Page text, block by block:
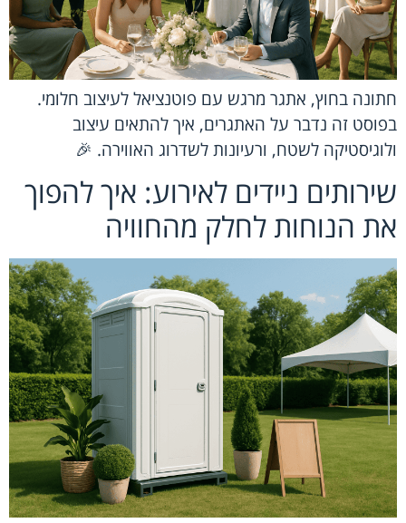
חתונה בחוץ, אתגר מרגש עם פוטנציאל לעיצוב חלומי.
בפוסט זה נדבר על האתגרים, איך להתאים עיצוב
ולוגיסטיקה לשטח, ורעיונות לשדרוג האווירה. 🎉
שירותים ניידים לאירוע: איך להפוך
את הנוחות לחלק מהחוויה